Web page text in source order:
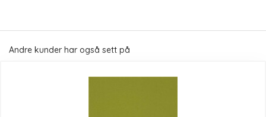
Andre kunder har også sett på